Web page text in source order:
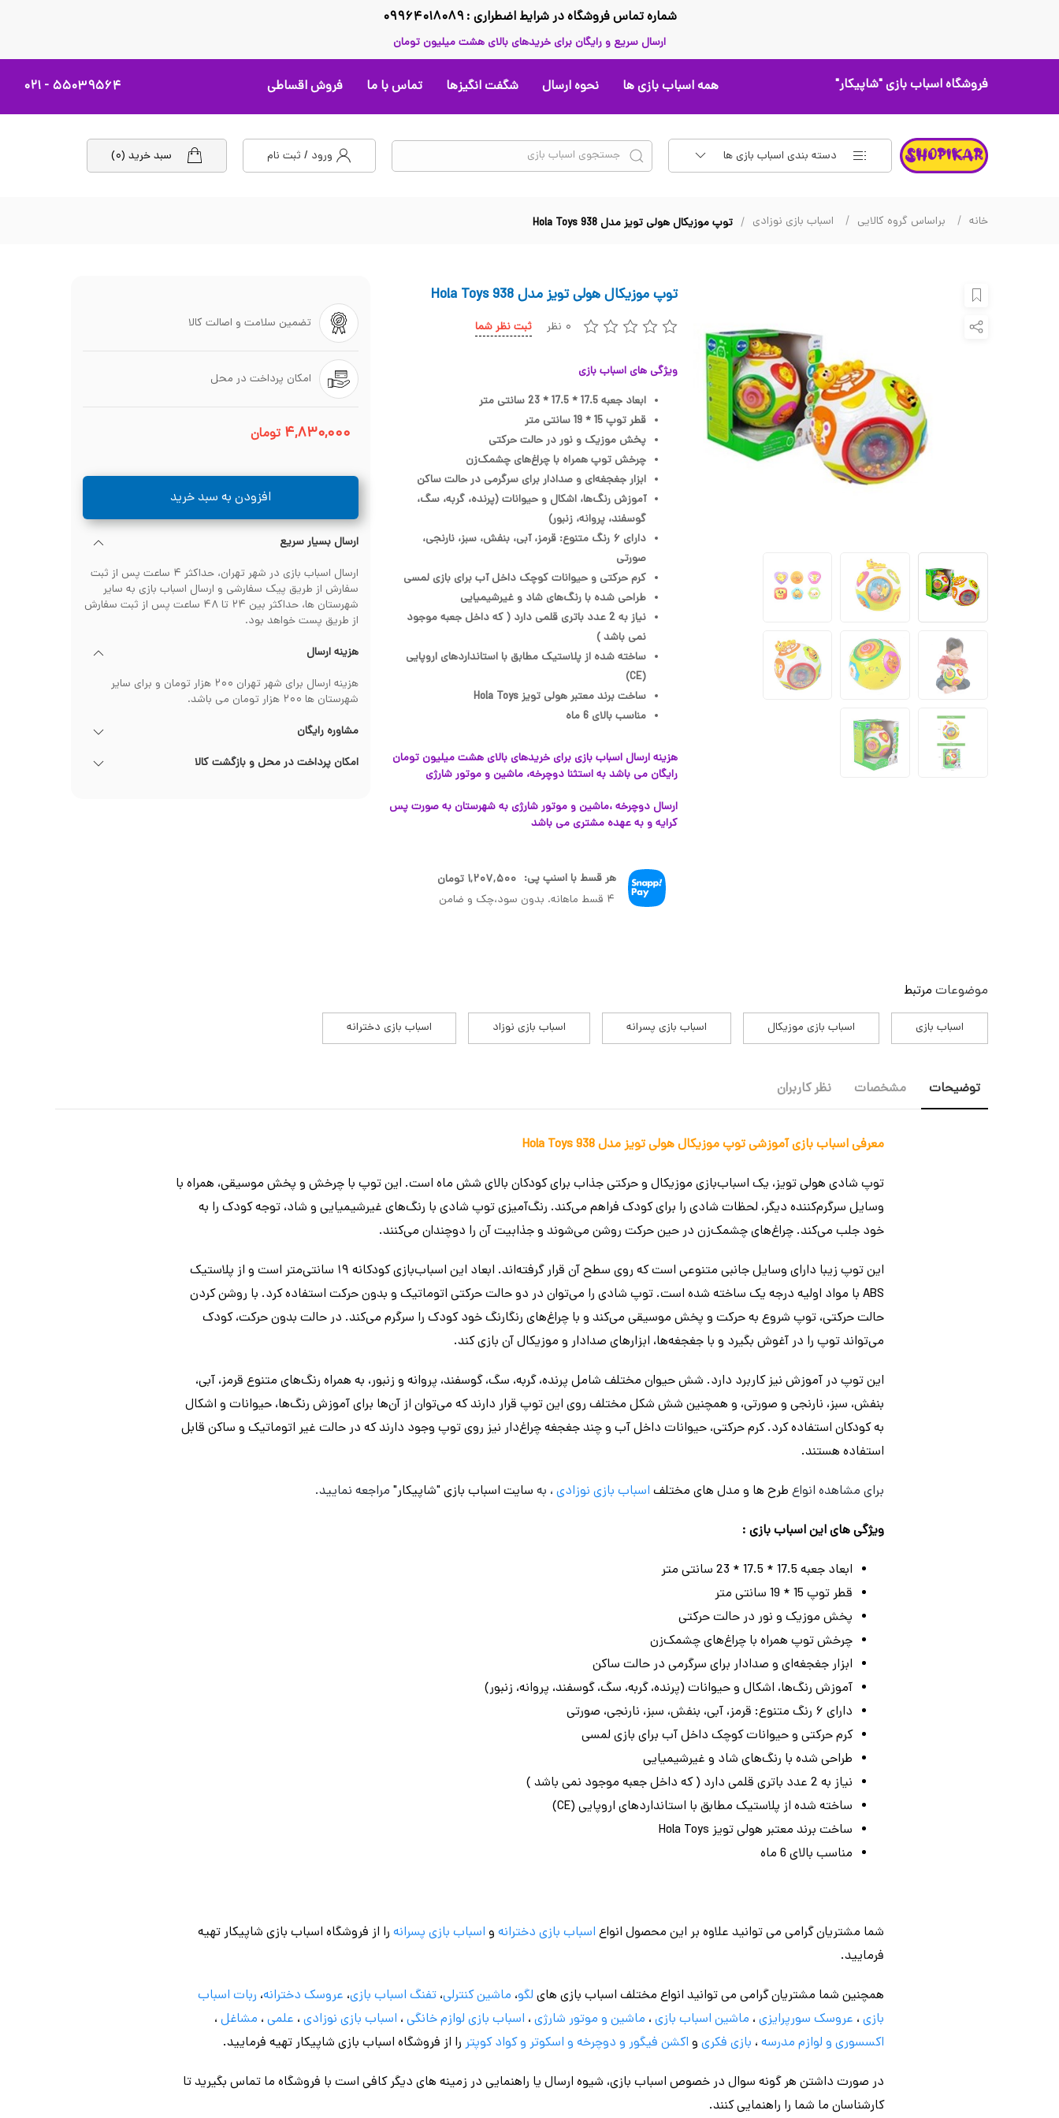
شماره تماس فروشگاه در شرایط اضطراری : ۰۹۹۶۴۰۱۸۰۸۹
ارسال سریع و رایگان برای خریدهای بالای هشت میلیون تومان
فروشگاه اسباب بازی"شاپیکار" همه اسباب بازی ها نحوه ارسال شگفت انگیزها تماس با ما فروش اقساطی ۵۵۰۳۹۵۶۴ - ۰۲۱
دسته بندی اسباب بازی ها ورود / ثبت نام سبد خرید (۰)
خانه براساس گروه کالایی اسباب بازی نوزادی توپ موزیکال هولی تویز مدل 938 Hola Toys
توپ موزیکال هولی تویز مدل 938 Hola Toys
۰ نظر ثبت نظر شما
ویژگی های اسباب بازی
ابعاد جعبه 17.5 * 17.5 * 23 سانتی متر
قطر توپ 15 * 19 سانتی متر
پخش موزیک و نور در حالت حرکتی
چرخش توپ همراه با چراغ‌های چشمک‌زن
ابزار جغجغه‌ای و صدادار برای سرگرمی در حالت ساکن
آموزش رنگ‌ها، اشکال و حیوانات (پرنده، گربه، سگ،
گوسفند، پروانه، زنبور)
دارای ۶ رنگ متنوع: قرمز، آبی، بنفش، سبز، نارنجی،
صورتی
کرم حرکتی و حیوانات کوچک داخل آب برای بازی لمسی
طراحی شده با رنگ‌های شاد و غیرشیمیایی
نیاز به 2 عدد باتری قلمی دارد ( که داخل جعبه موجود
نمی باشد )
ساخته شده از پلاستیک مطابق با استانداردهای اروپایی
(CE)
ساخت برند معتبر هولی تویز Hola Toys
مناسب بالای 6 ماه
هزینه ارسال اسباب بازی برای خریدهای بالای هشت میلیون تومان
رایگان می باشد به استثنا دوچرخه، ماشین و موتور شارژی
ارسال دوچرخه ،ماشین و موتور شارژی به شهرستان به صورت پس
کرایه و به عهده مشتری می باشد
هر قسط با اسنپ پی: ۱,۲۰۷,۵۰۰ تومان
۴ قسط ماهانه. بدون سود،چک و ضامن
تضمین سلامت و اصالت کالا
امکان پرداخت در محل
۴,۸۳۰,۰۰۰ تومان
افزودن به سبد خرید
ارسال بسیار سریع
ارسال اسباب بازی در شهر تهران، حداکثر ۴ ساعت پس از ثبت
سفارش از طریق پیک سفارشی و ارسال اسباب بازی به سایر
شهرستان ها، حداکثر بین ۲۴ تا ۴۸ ساعت پس از ثبت سفارش
از طریق پست خواهد بود.
هزینه ارسال
هزینه ارسال برای شهر تهران ۲۰۰ هزار تومان و برای سایر
شهرستان ها ۲۰۰ هزار تومان می باشد.
مشاوره رایگان
امکان پرداخت در محل و بازگشت کالا
موضوعات مرتبط
اسباب بازی اسباب بازی موزیکال اسباب بازی پسرانه اسباب بازی نوزاد اسباب بازی دخترانه
توضیحات مشخصات نظر کاربران
معرفی اسباب بازی آموزشی توپ موزیکال هولی تویز مدل 938 Hola Toys
توپ شادی هولی تویز، یک اسباب‌بازی موزیکال و حرکتی جذاب برای کودکان بالای شش ماه است. این توپ با چرخش و پخش موسیقی، همراه با
وسایل سرگرم‌کننده دیگر، لحظات شادی را برای کودک فراهم می‌کند. رنگ‌آمیزی توپ شادی با رنگ‌های غیرشیمیایی و شاد، توجه کودک را به
خود جلب می‌کند. چراغ‌های چشمک‌زن در حین حرکت روشن می‌شوند و جذابیت آن را دوچندان می‌کنند.
این توپ زیبا دارای وسایل جانبی متنوعی است که روی سطح آن قرار گرفته‌اند. ابعاد این اسباب‌بازی کودکانه ۱۹ سانتی‌متر است و از پلاستیک
ABS با مواد اولیه درجه یک ساخته شده است. توپ شادی را می‌توان در دو حالت حرکتی اتوماتیک و بدون حرکت استفاده کرد. با روشن کردن
حالت حرکتی، توپ شروع به حرکت و پخش موسیقی می‌کند و با چراغ‌های رنگارنگ خود کودک را سرگرم می‌کند. در حالت بدون حرکت، کودک
می‌تواند توپ را در آغوش بگیرد و با جغجغه‌ها، ابزارهای صدادار و موزیکال آن بازی کند.
این توپ در آموزش نیز کاربرد دارد. شش حیوان مختلف شامل پرنده، گربه، سگ، گوسفند، پروانه و زنبور، به همراه رنگ‌های متنوع قرمز، آبی،
بنفش، سبز، نارنجی و صورتی، و همچنین شش شکل مختلف روی این توپ قرار دارند که می‌توان از آن‌ها برای آموزش رنگ‌ها، حیوانات و اشکال
به کودکان استفاده کرد. کرم حرکتی، حیوانات داخل آب و چند جغجغه چراغ‌دار نیز روی توپ وجود دارند که در حالت غیر اتوماتیک و ساکن قابل
استفاده هستند.
برای مشاهده انواع طرح ها و مدل های مختلف اسباب بازی نوزادی ، به سایت اسباب بازی "شاپیکار" مراجعه نمایید.
ویژگی های این اسباب بازی :
ابعاد جعبه 17.5 * 17.5 * 23 سانتی متر
قطر توپ 15 * 19 سانتی متر
پخش موزیک و نور در حالت حرکتی
چرخش توپ همراه با چراغ‌های چشمک‌زن
ابزار جغجغه‌ای و صدادار برای سرگرمی در حالت ساکن
آموزش رنگ‌ها، اشکال و حیوانات (پرنده، گربه، سگ، گوسفند، پروانه، زنبور)
دارای ۶ رنگ متنوع: قرمز، آبی، بنفش، سبز، نارنجی، صورتی
کرم حرکتی و حیوانات کوچک داخل آب برای بازی لمسی
طراحی شده با رنگ‌های شاد و غیرشیمیایی
نیاز به 2 عدد باتری قلمی دارد ( که داخل جعبه موجود نمی باشد )
ساخته شده از پلاستیک مطابق با استانداردهای اروپایی (CE)
ساخت برند معتبر هولی تویز Hola Toys
مناسب بالای 6 ماه
شما مشتریان گرامی می توانید علاوه بر این محصول انواع اسباب بازی دخترانه و اسباب بازی پسرانه را از فروشگاه اسباب بازی شاپیکار تهیه
فرمایید.
همچنین شما مشتریان گرامی می توانید انواع مختلف اسباب بازی های لگو، ماشین کنترلی، تفنگ اسباب بازی، عروسک دخترانه، ربات اسباب
بازی ، عروسک سورپرایزی ، ماشین اسباب بازی ، ماشین و موتور شارژی ، اسباب بازی لوازم خانگی ، اسباب بازی نوزادی ، علمی ، مشاغل ،
اکسسوری و لوازم مدرسه ، بازی فکری و اکشن فیگور و دوچرخه و اسکوتر و کواد کوپتر را از فروشگاه اسباب بازی شاپیکار تهیه فرمایید.
در صورت داشتن هر گونه سوال در خصوص اسباب بازی، شیوه ارسال یا راهنمایی در زمینه های دیگر کافی است با فروشگاه ما تماس بگیرید تا
کارشناسان ما شما را راهنمایی کنند.